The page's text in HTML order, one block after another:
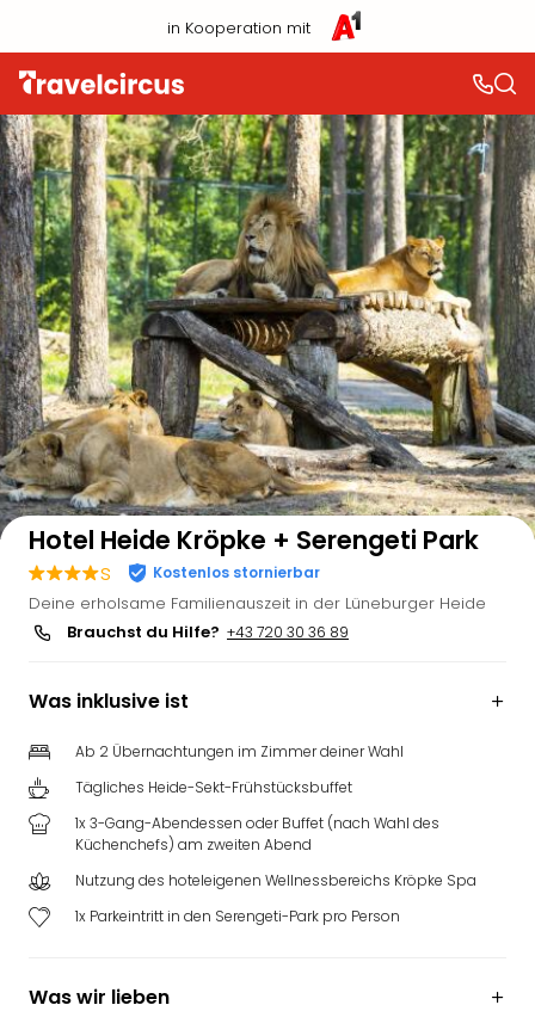
in Kooperation mit
Auf der Karte anzeigen
Hotel Heide Kröpke + Serengeti Park
s Kostenlos stornierbar
Deine erholsame Familienauszeit in der Lüneburger Heide
Brauchst du Hilfe? +43 720 30 36 89
Was inklusive ist
Ab 2 Übernachtungen im Zimmer deiner Wahl
Tägliches Heide-Sekt-Frühstücksbuffet
1x 3-Gang-Abendessen oder Buffet (nach Wahl des
Küchenchefs) am zweiten Abend
Nutzung des hoteleigenen Wellnessbereichs Kröpke Spa
1x Parkeintritt in den Serengeti-Park pro Person
Was wir lieben